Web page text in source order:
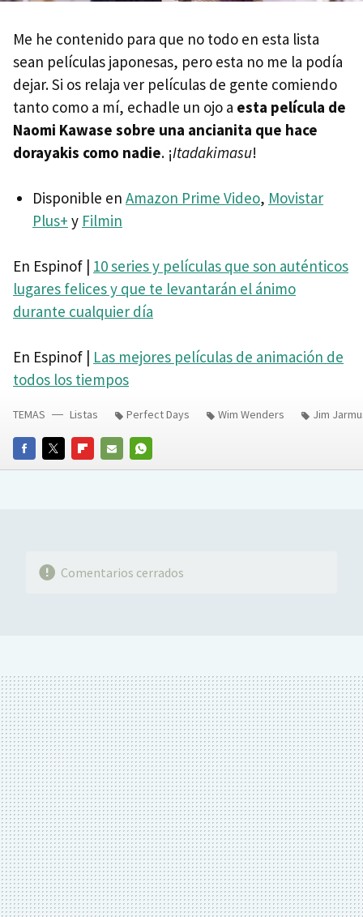
Me he contenido para que no todo en esta lista
sean películas japonesas, pero esta no me la podía
dejar. Si os relaja ver películas de gente comiendo
tanto como a mí, echadle un ojo a esta película de
Naomi Kawase sobre una ancianita que hace
dorayakis como nadie. ¡Itadakimasu!
Disponible en Amazon Prime Video, Movistar
Plus+ y Filmin
En Espinof | 10 series y películas que son auténticos
lugares felices y que te levantarán el ánimo
durante cualquier día
En Espinof | Las mejores películas de animación de
todos los tiempos
FACEBOOKTWITTERFLIPBOARD
E-
WHATSAPP
TEMAS Listas Perfect Days Wim Wenders Jim
Comentarios cerrados